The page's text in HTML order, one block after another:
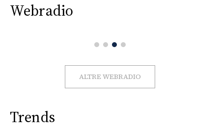
Webradio
ALTRE WEBRADIO
Trends